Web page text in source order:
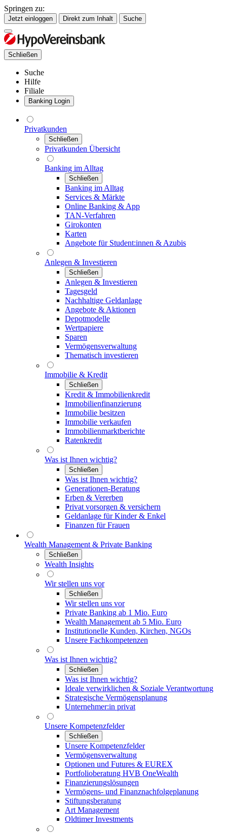
Springen zu:
Jetzt einloggen Direkt zum Inhalt Suche
Schließen
Suche
Hilfe
Filiale
Banking Login
Privatkunden
Schließen
Privatkunden Übersicht
Banking im Alltag
Schließen
Banking im Alltag
Services & Märkte
Online Banking & App
TAN-Verfahren
Girokonten
Karten
Angebote für Student:innen & Azubis
Anlegen & Investieren
Schließen
Anlegen & Investieren
Tagesgeld
Nachhaltige Geldanlage
Angebote & Aktionen
Depotmodelle
Wertpapiere
Sparen
Vermögensverwaltung
Thematisch investieren
Immobilie & Kredit
Schließen
Kredit & Immobilienkredit
Immobilienfinanzierung
Immobilie besitzen
Immobilie verkaufen
Immobilienmarktberichte
Ratenkredit
Was ist Ihnen wichtig?
Schließen
Was ist Ihnen wichtig?
Generationen-Beratung
Erben & Vererben
Privat vorsorgen & versichern
Geldanlage für Kinder & Enkel
Finanzen für Frauen
Wealth Management & Private Banking
Schließen
Wealth Insights
Wir stellen uns vor
Schließen
Wir stellen uns vor
Private Banking ab 1 Mio. Euro
Wealth Management ab 5 Mio. Euro
Institutionelle Kunden, Kirchen, NGOs
Unsere Fachkompetenzen
Was ist Ihnen wichtig?
Schließen
Was ist Ihnen wichtig?
Ideale verwirklichen & Soziale Verantwortung
Strategische Vermögensplanung
Unternehmer:in privat
Unsere Kompetenzfelder
Schließen
Unsere Kompetenzfelder
Vermögensverwaltung
Optionen und Futures & EUREX
Portfolioberatung HVB OneWealth
Finanzierungslösungen
Vermögens- und Finanznachfolgeplanung
Stiftungsberatung
Art Management
Oldtimer Investments